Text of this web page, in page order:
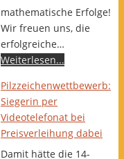
mathematische Erfolge!
Wir freuen uns, die
erfolgreiche…
Weiterlesen...
Pilzzeichenwettbewerb:
Siegerin per
Videotelefonat bei
Preisverleihung dabei
Damit hätte die 14-